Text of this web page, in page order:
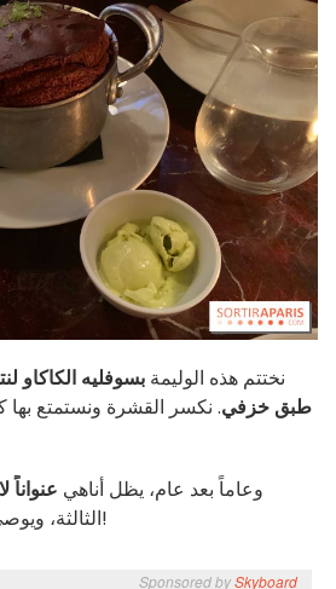
نختتم هذه الوليمة بسوفليه الكاكاو
طبق خزفي. نكسر القشرة ونستمتع بها
وعاماً بعد عام، يظل أناهي عنواناً
الثالثة، ويوصى به جميع عشاق اللحوم!